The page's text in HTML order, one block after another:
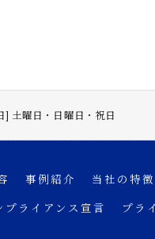
土曜日・日曜日・祝日
事例紹介 当社の特徴
プライアンス宣言 プラ